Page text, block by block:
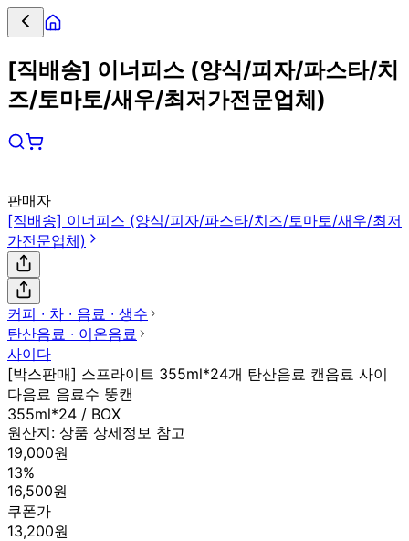
[직배송] 이너피스 (양식/피자/파스타/치
즈/토마토/새우/최저가전문업체)
판매자
[직배송] 이너피스 (양식/피자/파스타/치즈/토마토/새우/최저
가전문업체)
커피 ∙ 차 ∙ 음료 ∙ 생수
탄산음료 ∙ 이온음료
사이다
[박스판매] 스프라이트 355ml*24개 탄산음료 캔음료 사이
다음료 음료수 뚱캔
355ml*24 / BOX
원산지: 상품 상세정보 참고
19,000원
13%
16,500원
쿠폰가
13,200원